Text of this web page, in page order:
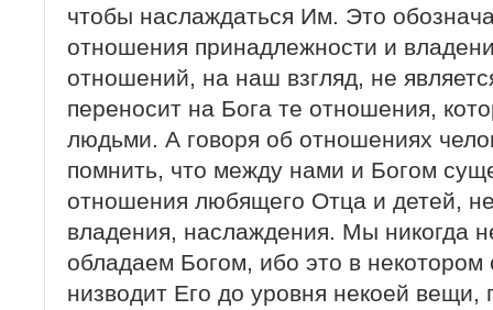
чтобы наслаждаться Им. Это
отношения принадлежности и
отношений, на наш взгляд, не
переносит на Бога те отношения,
людьми. А говоря об отношениях
помнить, что между нами и Богом
отношения любящего Отца и детей,
владения, наслаждения. Мы никогда
обладаем Богом, ибо это в
низводит Его до уровня некоей вещи,